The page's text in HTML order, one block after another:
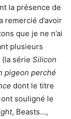
la présence de
remercié d’avoir
que je ne n’ai
plusieurs
série Silicon
pigeon perché
dont le titre
souligné le
, Beasts…,